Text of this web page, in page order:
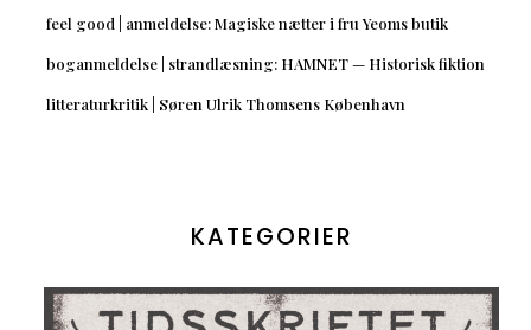
feel good | anmeldelse: Magiske nætter i fru Yeoms butik
boganmeldelse | strandlæsning: HAMNET — Historisk fiktion
litteraturkritik | Søren Ulrik Thomsens København
KATEGORIER